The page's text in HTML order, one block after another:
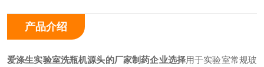
产品介绍
爱涤生实验室洗瓶机源头的厂家制药企业选择用于实验室常规玻